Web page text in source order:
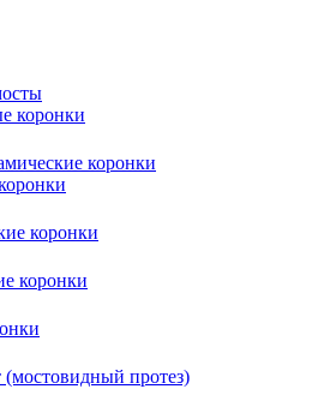
коронки
коронки
коронки
коронки
(мостовидный протез)